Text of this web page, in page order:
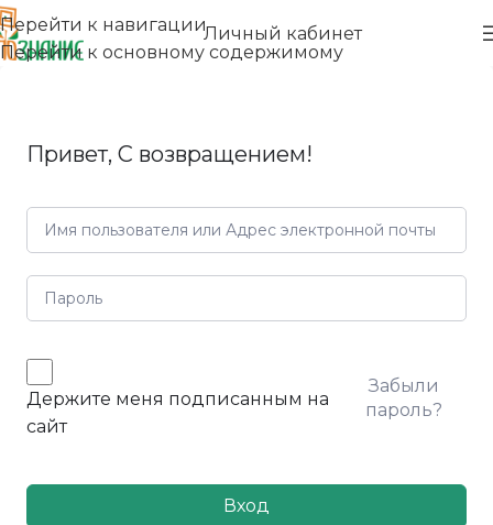
Перейти к навигации
Перейти к основному содержимому
Личный кабинет
Привет, С возвращением!
Держите меня подписанным на
сайт
Забыли
пароль?
Вход